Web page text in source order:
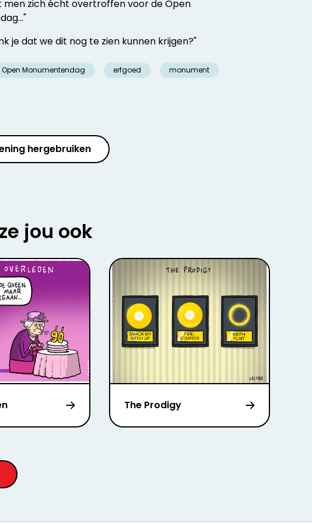
men zich écht overtroffen voor de Open
je dat we dit nog te zien kunnen krijgen?"
Open Monumentendag erfgoed monument
hergebruiken
jou ook
The Prodigy